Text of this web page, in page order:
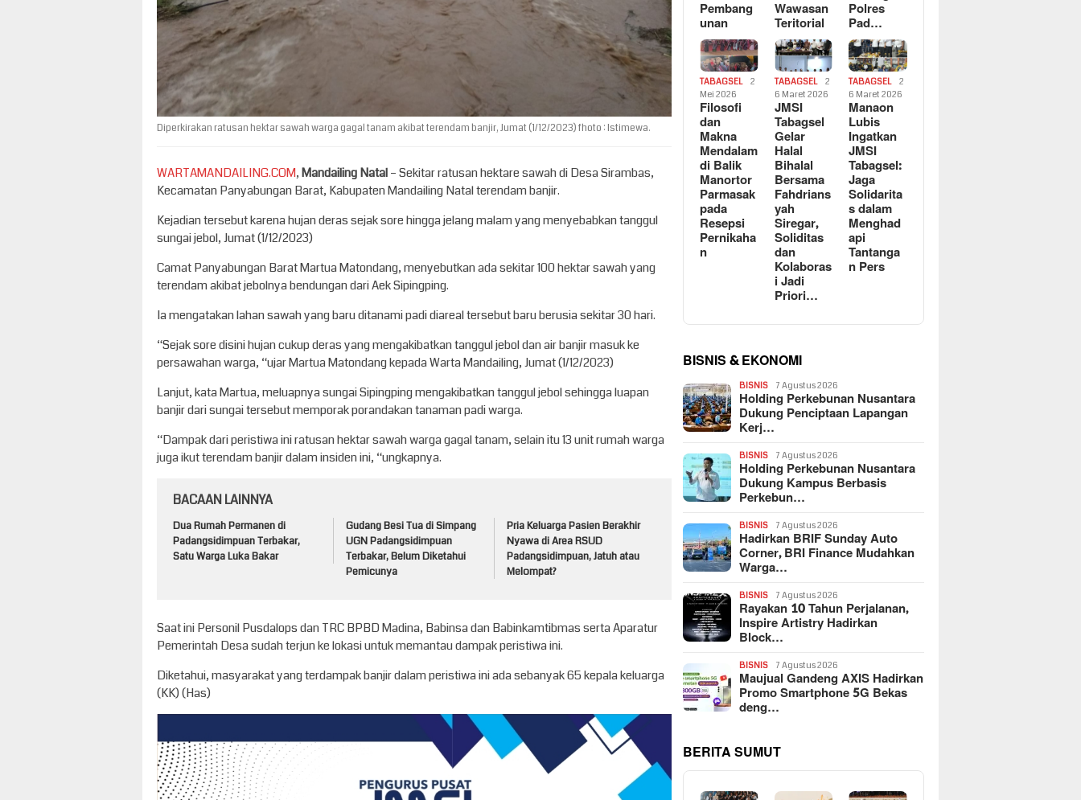
Diperkirakan ratusan hektar sawah warga gagal tanam akibat terendam banjir, Jumat (1/12/2023) fhoto : Istimewa.
WARTAMANDAILING.COM,Mandailing Natal– Sekitar ratusan hektare sawah di Desa Sirambas,
Kecamatan Panyabungan Barat, Kabupaten Mandailing Natal terendam banjir.
Kejadian tersebut karena hujan deras sejak sore hingga jelang malam yang menyebabkan tanggul
sungai jebol, Jumat (1/12/2023)
Camat Panyabungan Barat Martua Matondang, menyebutkan ada sekitar 100 hektar sawah yang
terendam akibat jebolnya bendungan dari Aek Sipingping.
Ia mengatakan lahan sawah yang baru ditanami padi diareal tersebut baru berusia sekitar 30 hari.
“Sejak sore disini hujan cukup deras yang mengakibatkan tanggul jebol dan air banjir masuk ke
persawahan warga, “ujar Martua Matondang kepada Warta Mandailing, Jumat (1/12/2023)
Lanjut, kata Martua, meluapnya sungai Sipingping mengakibatkan tanggul jebol sehingga luapan
banjir dari sungai tersebut memporak porandakan tanaman padi warga.
“Dampak dari peristiwa ini ratusan hektar sawah warga gagal tanam, selain itu 13 unit rumah warga
juga ikut terendam banjir dalam insiden ini, “ungkapnya.
BACAAN LAINNYA
Dua Rumah Permanen di
Padangsidimpuan Terbakar,
Satu Warga Luka Bakar
Gudang Besi Tua di Simpang
UGN Padangsidimpuan
Terbakar, Belum Diketahui
Pemicunya
Pria Keluarga Pasien Berakhir
Nyawa di Area RSUD
Padangsidimpuan, Jatuh atau
Melompat?
Saat ini Personil Pusdalops dan TRC BPBD Madina, Babinsa dan Babinkamtibmas serta Aparatur
Pemerintah Desa sudah terjun ke lokasi untuk memantau dampak peristiwa ini.
Diketahui, masyarakat yang terdampak banjir dalam peristiwa ini ada sebanyak 65 kepala keluarga
(KK) (Has)
Pembang
unan
Wawasan
Teritorial
Polres
Pad…
TABAGSEL
2
Mei 2026
Filosofi
dan
Makna
Mendalam
di Balik
Manortor
Parmasak
pada
Resepsi
Pernikaha
n
TABAGSEL
2
6 Maret 2026
JMSI
Tabagsel
Gelar
Halal
Bihalal
Bersama
Fahdrians
yah
Siregar,
Soliditas
dan
Kolaboras
i Jadi
Priori…
TABAGSEL
2
6 Maret 2026
Manaon
Lubis
Ingatkan
JMSI
Tabagsel:
Jaga
Solidarita
s dalam
Menghad
api
Tantanga
n Pers
BISNIS & EKONOMI
BISNIS 7 Agustus 2026
Holding Perkebunan Nusantara
Dukung Penciptaan Lapangan
Kerj…
BISNIS 7 Agustus 2026
Holding Perkebunan Nusantara
Dukung Kampus Berbasis
Perkebun…
BISNIS 7 Agustus 2026
Hadirkan BRIF Sunday Auto
Corner, BRI Finance Mudahkan
Warga…
BISNIS 7 Agustus 2026
Rayakan 10 Tahun Perjalanan,
Inspire Artistry Hadirkan
Block…
BISNIS 7 Agustus 2026
Maujual Gandeng AXIS Hadirkan
Promo Smartphone 5G Bekas
deng…
BERITA SUMUT